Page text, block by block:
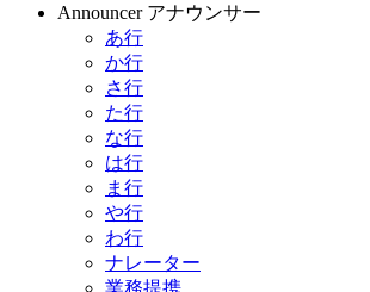
Announcer アナウンサー
あ行
か行
さ行
た行
な行
は行
ま行
や行
わ行
ナレーター
業務提携